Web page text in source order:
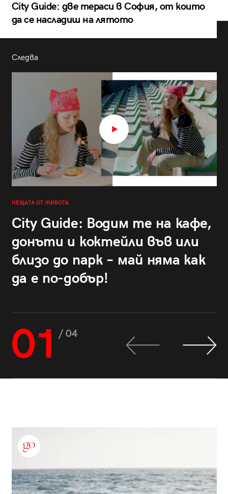
City Guide: две тераси в София, от които
да се насладиш на лятото
Следва
НЕЩАТА ОТ ЖИВОТА
City Guide: Водим те на кафе,
донъти и коктейли във или
близо до парк – май няма как
да е по-добър!
01 / 04